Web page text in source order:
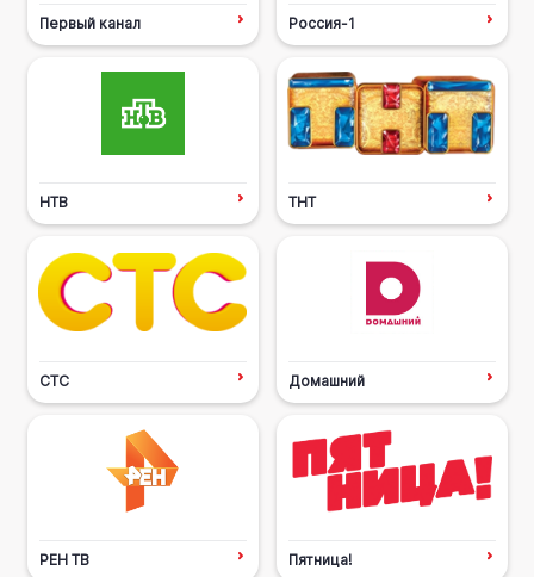
Первый канал Россия-1
НТВ ТНТ
СТС Домашний
РЕН ТВ Пятница!